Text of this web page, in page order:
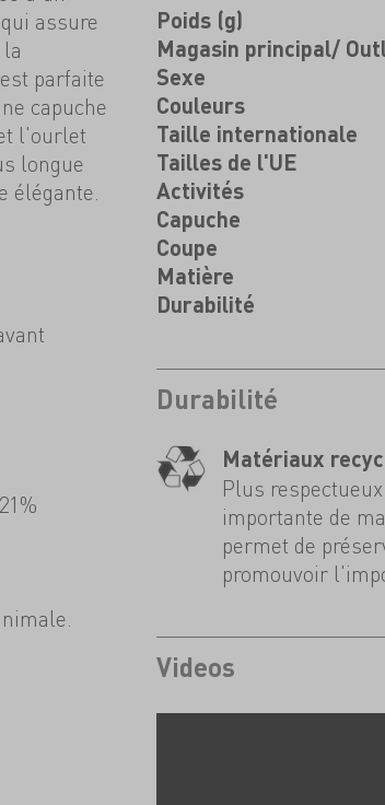
assure
parfaite
capuche
l'ourlet
longue
élégante.
Poids (g)
Magasin principal/
Sexe
Couleurs
Taille internationale
Tailles de l'UE
Activités
Capuche
Coupe
Matière
Durabilité
Durabilité
Matériaux
Plus
importante de
permet de
promouvoir
Videos